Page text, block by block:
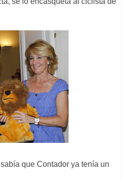
que Contador ya tenía un